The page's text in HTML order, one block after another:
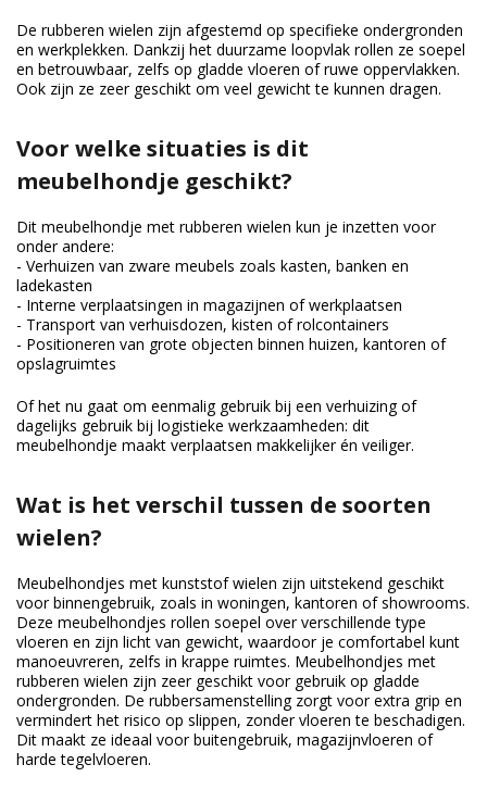
De rubberen wielen zijn afgestemd op specifieke ondergronden
en werkplekken. Dankzij het duurzame loopvlak rollen ze soepel
en betrouwbaar, zelfs op gladde vloeren of ruwe oppervlakken.
Ook zijn ze zeer geschikt om veel gewicht te kunnen dragen.
Voor welke situaties is dit
meubelhondje geschikt?
Dit meubelhondje met rubberen wielen kun je inzetten voor
onder andere:
- Verhuizen van zware meubels zoals kasten, banken en
ladekasten
- Interne verplaatsingen in magazijnen of werkplaatsen
- Transport van verhuisdozen, kisten of rolcontainers
- Positioneren van grote objecten binnen huizen, kantoren of
opslagruimtes
Of het nu gaat om eenmalig gebruik bij een verhuizing of
dagelijks gebruik bij logistieke werkzaamheden: dit
meubelhondje maakt verplaatsen makkelijker én veiliger.
Wat is het verschil tussen de soorten
wielen?
Meubelhondjes met kunststof wielen zijn uitstekend geschikt
voor binnengebruik, zoals in woningen, kantoren of showrooms.
Deze meubelhondjes rollen soepel over verschillende type
vloeren en zijn licht van gewicht, waardoor je comfortabel kunt
manoeuvreren, zelfs in krappe ruimtes. Meubelhondjes met
rubberen wielen zijn zeer geschikt voor gebruik op gladde
ondergronden. De rubbersamenstelling zorgt voor extra grip en
vermindert het risico op slippen, zonder vloeren te beschadigen.
Dit maakt ze ideaal voor buitengebruik, magazijnvloeren of
harde tegelvloeren.